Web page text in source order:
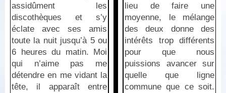
assidûment les
discothèques et s’y
éclate avec ses amis
toute la nuit jusqu’à 5 ou
6 heures du matin. Moi
qui n’aime pas me
détendre en me vidant la
tête, il apparaît entre
lieu de faire une
moyenne, le mélange
des deux donne des
intérêts trop différents
pour que nous
puissions avancer sur
quelle que ligne
commune que ce soit.